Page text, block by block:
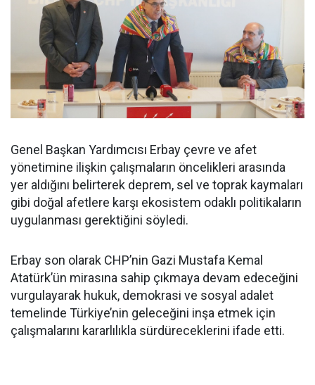
Genel Başkan Yardımcısı Erbay çevre ve afet
yönetimine ilişkin çalışmaların öncelikleri arasında
yer aldığını belirterek deprem, sel ve toprak kaymaları
gibi doğal afetlere karşı ekosistem odaklı politikaların
uygulanması gerektiğini söyledi.
Erbay son olarak CHP’nin Gazi Mustafa Kemal
Atatürk’ün mirasına sahip çıkmaya devam edeceğini
vurgulayarak hukuk, demokrasi ve sosyal adalet
temelinde Türkiye’nin geleceğini inşa etmek için
çalışmalarını kararlılıkla sürdüreceklerini ifade etti.